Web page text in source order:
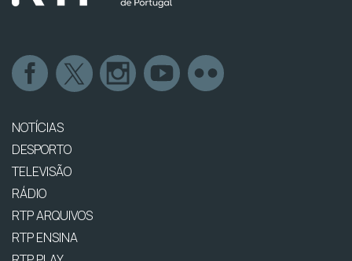
NOTÍCIAS
DESPORTO
TELEVISÃO
RÁDIO
RTP ARQUIVOS
RTP ENSINA